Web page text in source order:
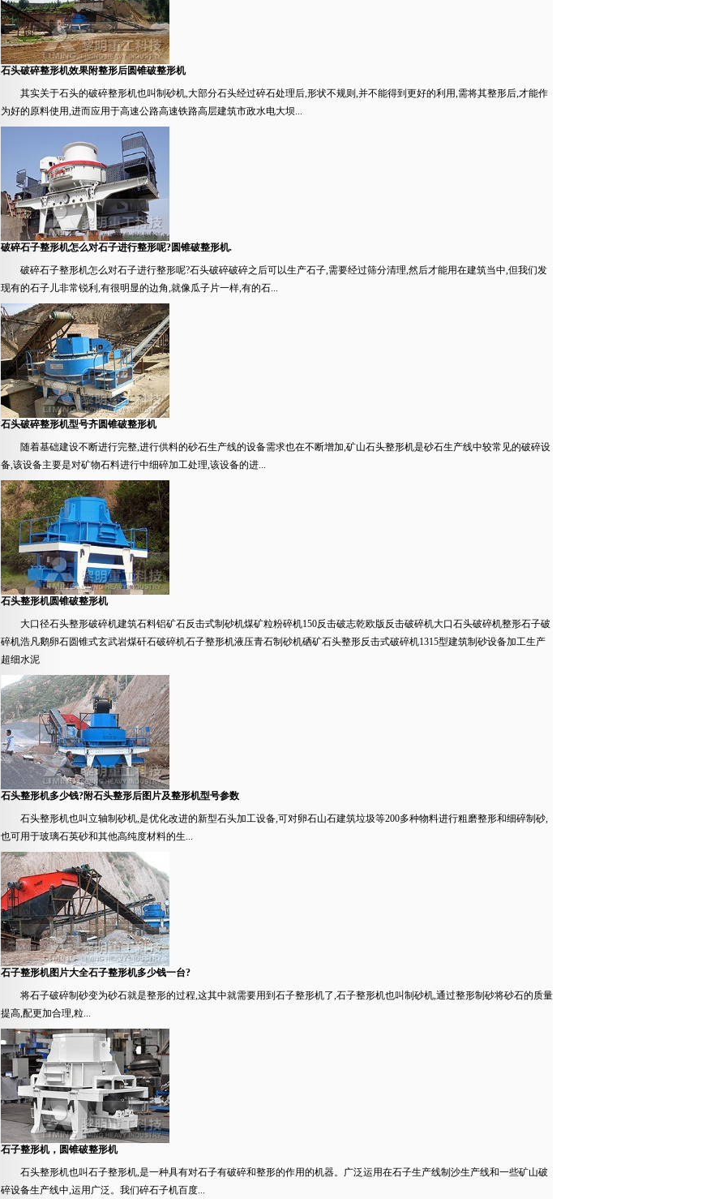
石头破碎整形机效果附整形后圆锥破整形机
其实关于石头的破碎整形机也叫制砂机,大部分石头经过碎石处理后,形状不规则,并不能得到更好的利用,需将其整形后,才能作
为好的原料使用,进而应用于高速公路高速铁路高层建筑市政水电大坝...
破碎石子整形机怎么对石子进行整形呢?圆锥破整形机.
破碎石子整形机怎么对石子进行整形呢?石头破碎破碎之后可以生产石子,需要经过筛分清理,然后才能用在建筑当中,但我们发
现有的石子儿非常锐利,有很明显的边角,就像瓜子片一样,有的石...
石头破碎整形机型号齐圆锥破整形机
随着基础建设不断进行完整,进行供料的砂石生产线的设备需求也在不断增加,矿山石头整形机是砂石生产线中较常见的破碎设
备,该设备主要是对矿物石料进行中细碎加工处理,该设备的进...
石头整形机圆锥破整形机
大口径石头整形破碎机建筑石料铝矿石反击式制砂机煤矿粒粉碎机150反击破志乾欧版反击破碎机大口石头破碎机整形石子破
碎机浩凡鹅卵石圆锥式玄武岩煤矸石破碎机石子整形机液压青石制砂机硒矿石头整形反击式破碎机1315型建筑制砂设备加工生产
超细水泥
石头整形机多少钱?附石头整形后图片及整形机型号参数
石头整形机也叫立轴制砂机,是优化改进的新型石头加工设备,可对卵石山石建筑垃圾等200多种物料进行粗磨整形和细碎制砂,
也可用于玻璃石英砂和其他高纯度材料的生...
石子整形机图片大全石子整形机多少钱一台?
将石子破碎制砂变为砂石就是整形的过程,这其中就需要用到石子整形机了,石子整形机也叫制砂机,通过整形制砂将砂石的质量
提高,配更加合理,粒...
石子整形机，圆锥破整形机
石头整形机也叫石子整形机,是一种具有对石子有破碎和整形的作用的机器。广泛运用在石子生产线制沙生产线和一些矿山破
碎设备生产线中,运用广泛。我们碎石子机百度...